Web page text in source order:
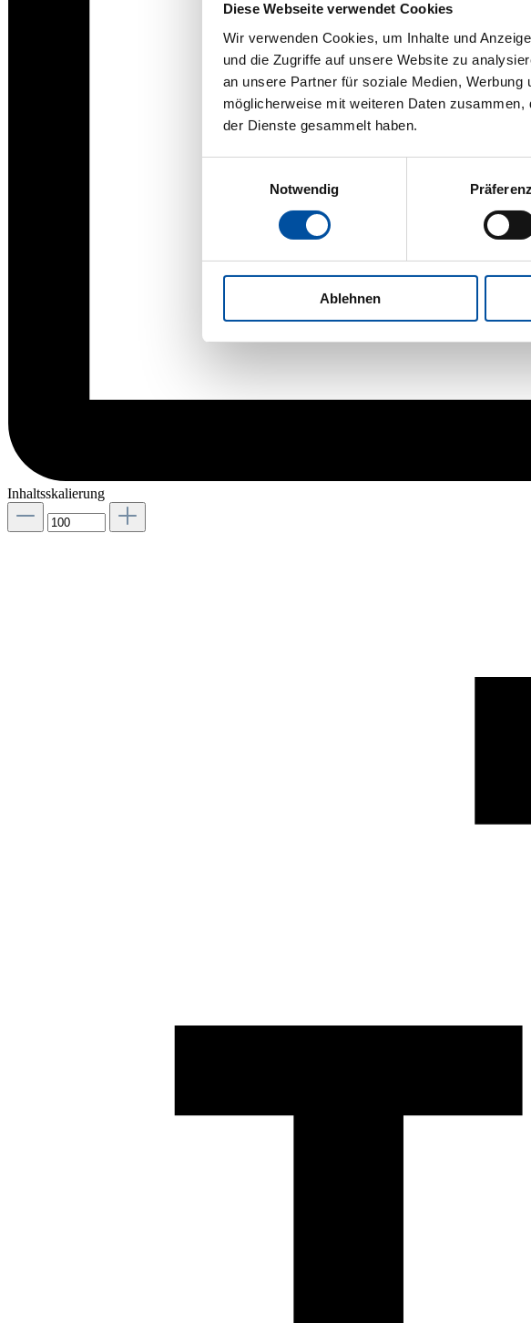
Diese Webseite verwendet Cookies
Wir verwenden Cookies, um Inhalte und
und die Zugriffe auf unsere Website zu
an unsere Partner für soziale Medien,
möglicherweise mit weiteren Daten
der Dienste gesammelt haben.
Notwendig
Ablehnen
Inhaltsskalierung